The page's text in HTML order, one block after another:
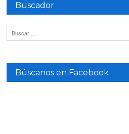
Buscador
Búscanos en Facebook